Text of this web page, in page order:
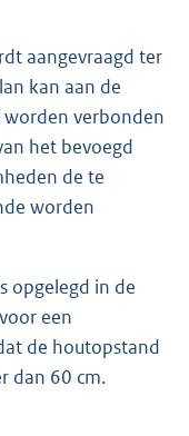
aangevraagd ter
kan aan de
verbonden
het bevoegd
de te
worden
opgelegd in de
een
de houtopstand
dan 60 cm.